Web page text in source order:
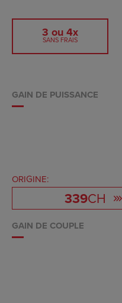
3 ou 4x
SANS FRAIS
GAIN DE PUISSANCE
ORIGINE:
339CH
GAIN DE COUPLE